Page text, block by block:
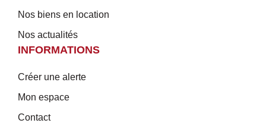
Nos biens en location
Nos actualités
INFORMATIONS
Créer une alerte
Mon espace
Contact